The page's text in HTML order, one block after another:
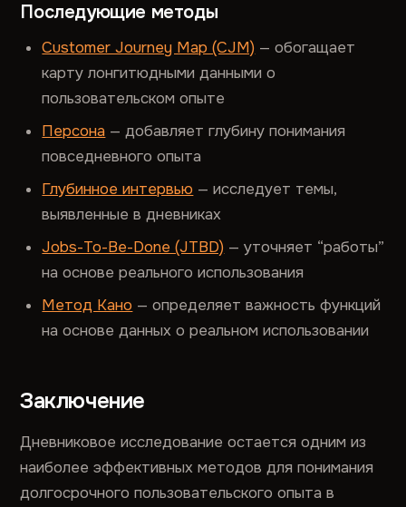
Последующие методы
Customer Journey Map (CJM) — обогащает
карту лонгитюдными данными о
пользовательском опыте
Персона — добавляет глубину понимания
повседневного опыта
Глубинное интервью — исследует темы,
выявленные в дневниках
Jobs-To-Be-Done (JTBD) — уточняет “работы”
на основе реального использования
Метод Кано — определяет важность функций
на основе данных о реальном использовании
Заключение
Дневниковое исследование остается одним из
наиболее эффективных методов для понимания
долгосрочного пользовательского опыта в